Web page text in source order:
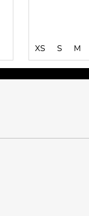
XS S M